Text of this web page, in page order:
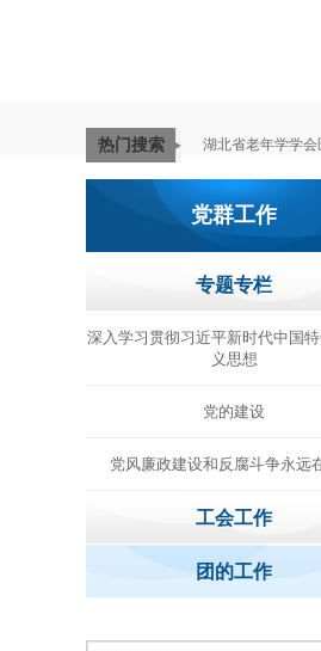
热门搜索 湖北省老年学学
党群工作
专题专栏
深入学习贯彻习近平新时代中国
义思想
党的建设
党风廉政建设和反腐斗争永远
工会工作
团的工作